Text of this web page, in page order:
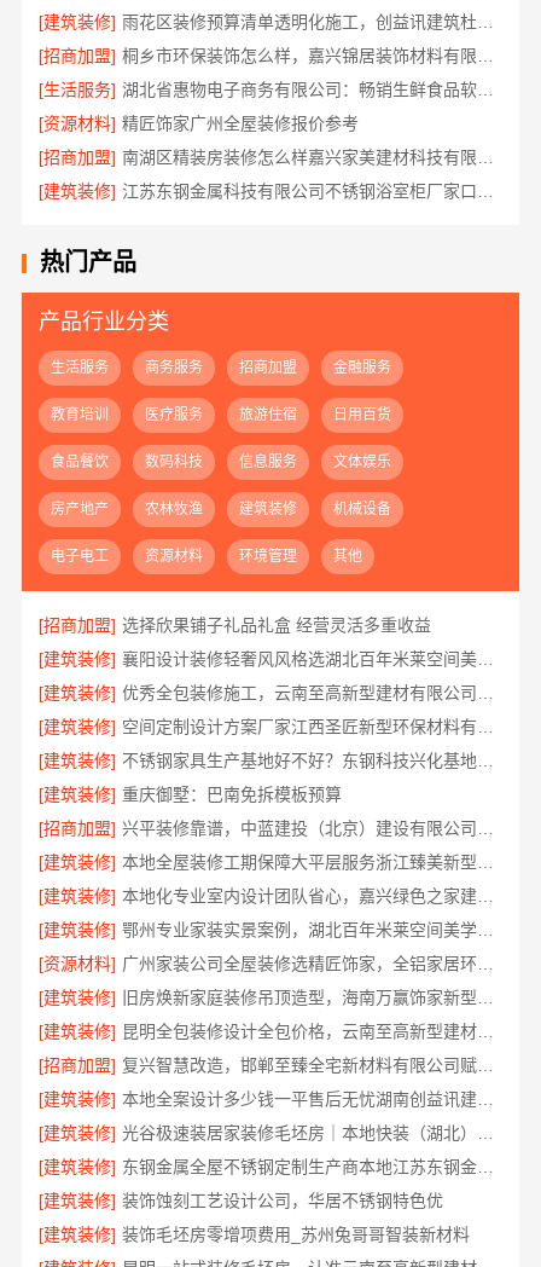
[建筑装修]
[招商加盟]
[生活服务]
湖北省惠物电子商务有限公司：畅销生鲜食品软件功能
[资源材料] 精匠饰家广州全屋装修报价参考
[招商加盟]
[建筑装修]
热门产品
产品行业分类
生活服务 商务服务 招商加盟 金融服务
教育培训 医疗服务 旅游住宿 日用百货
食品餐饮 数码科技 信息服务 文体娱乐
房产地产 农林牧渔 建筑装修 机械设备
电子电工 资源材料 环境管理 其他
[招商加盟] 选择欣果铺子礼品礼盒 经营灵活多重收益
[建筑装修]
襄阳设计装修轻奢风风格选湖北百年米莱空间美学装饰材料有限公司
[建筑装修]
[建筑装修]
[建筑装修]
[建筑装修] 重庆御墅：巴南免拆模板预算
[招商加盟]
[建筑装修]
[建筑装修]
本地化专业室内设计团队省心，嘉兴绿色之家建材科技全程托管
[建筑装修]
鄂州专业家装实景案例，湖北百年米莱空间美学装饰材料有限公司
[资源材料]
广州家装公司全屋装修选精匠饰家，全铝家居环保零甲醛
[建筑装修]
[建筑装修]
昆明全包装修设计全包价格，云南至高新型建材有限公司
[招商加盟]
复兴智慧改造，邯郸至臻全宅新材料有限公司赋能居住新体验
[建筑装修]
本地全案设计多少钱一平售后无忧湖南创益讯建筑有限公司
[建筑装修]
[建筑装修]
东钢金属全屋不锈钢定制生产商本地江苏东钢金属科技有限公司
[建筑装修] 装饰蚀刻工艺设计公司，华居不锈钢特色优
[建筑装修] 装饰毛坯房零增项费用_苏州兔哥哥智装新材料